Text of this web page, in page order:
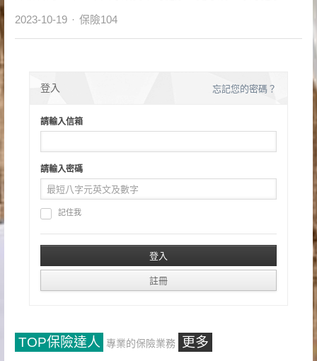
2023-10-19 Author
保險104
登入 忘記您的密碼？
請輸入信箱
請輸入密碼
記住我
TOP保險達人 專業的保險業務 更多